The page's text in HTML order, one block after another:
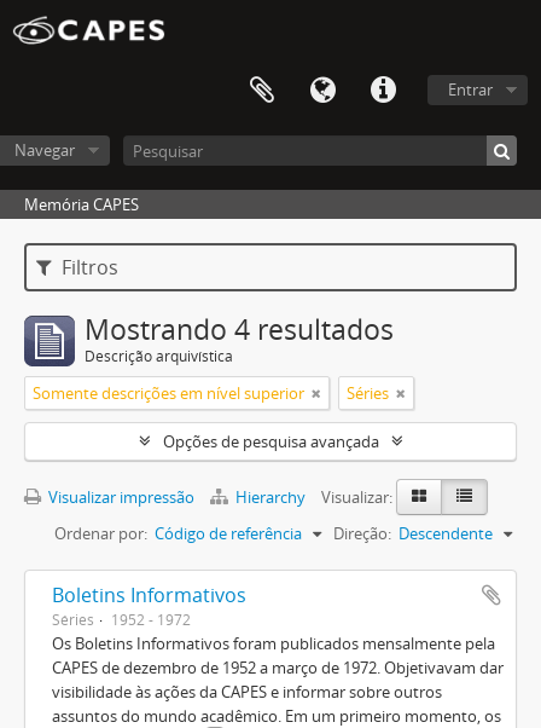
Entrar
Navegar
Memória CAPES
Filtros
Mostrando 4 resultados
Descrição arquivística
Somente descrições em nível superior Séries
Opções de pesquisa avançada
Visualizar impressão Hierarchy
Visualizar:
Ordenar por: Código de referência Direção: Descendente
Boletins Informativos
Séries 1952 - 1972
Os Boletins Informativos foram publicados mensalmente pela
CAPES de dezembro de 1952 a março de 1972. Objetivavam dar
visibilidade às ações da CAPES e informar sobre outros
assuntos do mundo acadêmico. Em um primeiro momento, os